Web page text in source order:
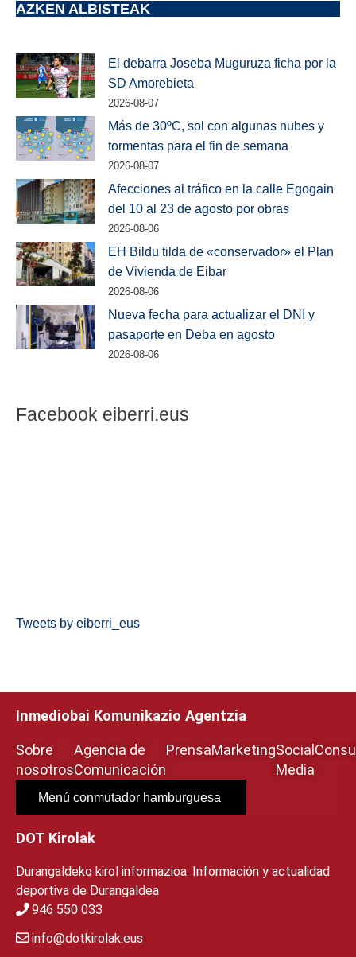
AZKEN ALBISTEAK
El debarra Joseba Muguruza ficha por la
SD Amorebieta
2026-08-07
Más de 30ºC, sol con algunas nubes y
tormentas para el fin de semana
2026-08-07
Afecciones al tráfico en la calle Egogain
del 10 al 23 de agosto por obras
2026-08-06
EH Bildu tilda de «conservador» el Plan
de Vivienda de Eibar
2026-08-06
Nueva fecha para actualizar el DNI y
pasaporte en Deba en agosto
2026-08-06
Facebook eiberri.eus
Tweets by eiberri_eus
Inmediobai Komunikazio Agentzia
Sobre
nosotros
Agencia de
Comunicación
PrensaMarketingSocial
Media
Menú conmutador hamburguesa
DOT Kirolak
Durangaldeko kirol informazioa. Información y actualidad
deportiva de Durangaldea
946 550 033
info@dotkirolak.eus